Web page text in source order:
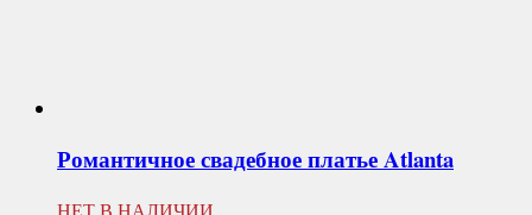
Романтичное свадебное платьеAtlanta
НЕТ В НАЛИЧИИ